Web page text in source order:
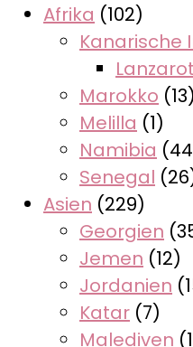
Afrika (102)
Kanarische
Marokko (13)
Melilla (1)
Namibia
Senegal
Asien (229)
Georgien
Jemen (12)
Jordanien
Katar (7)
Malediven